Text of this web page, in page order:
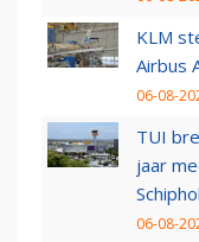
KLM
Airbus
06-08-
TUI
jaar
Schiphol
06-08-